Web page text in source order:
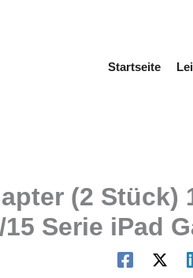
Startseite
(2
Serie iPad